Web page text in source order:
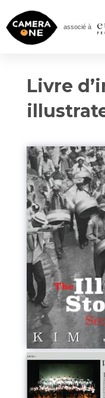
content
associé à
Livre